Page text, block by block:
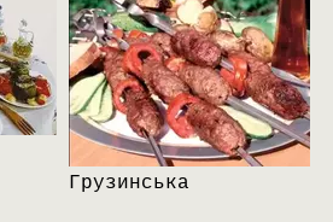
Грузинська